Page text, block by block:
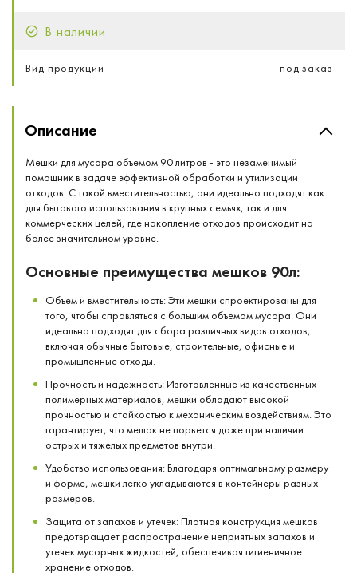
В наличии
Вид продукции под заказ
Описание
Мешки для мусора объемом 90 литров - это незаменимый
помощник в задаче эффективной обработки и утилизации
отходов. С такой вместительностью, они идеально подходят как
для бытового использования в крупных семьях, так и для
коммерческих целей, где накопление отходов происходит на
более значительном уровне.
Основные преимущества мешков 90л:
Объем и вместительность: Эти мешки спроектированы для
того, чтобы справляться с большим объемом мусора. Они
идеально подходят для сбора различных видов отходов,
включая обычные бытовые, строительные, офисные и
промышленные отходы.
Прочность и надежность: Изготовленные из качественных
полимерных материалов, мешки обладают высокой
прочностью и стойкостью к механическим воздействиям. Это
гарантирует, что мешок не порвется даже при наличии
острых и тяжелых предметов внутри.
Удобство использования: Благодаря оптимальному размеру
и форме, мешки легко укладываются в контейнеры разных
размеров.
Защита от запахов и утечек: Плотная конструкция мешков
предотвращает распространение неприятных запахов и
утечек мусорных жидкостей, обеспечивая гигиеничное
хранение отходов.